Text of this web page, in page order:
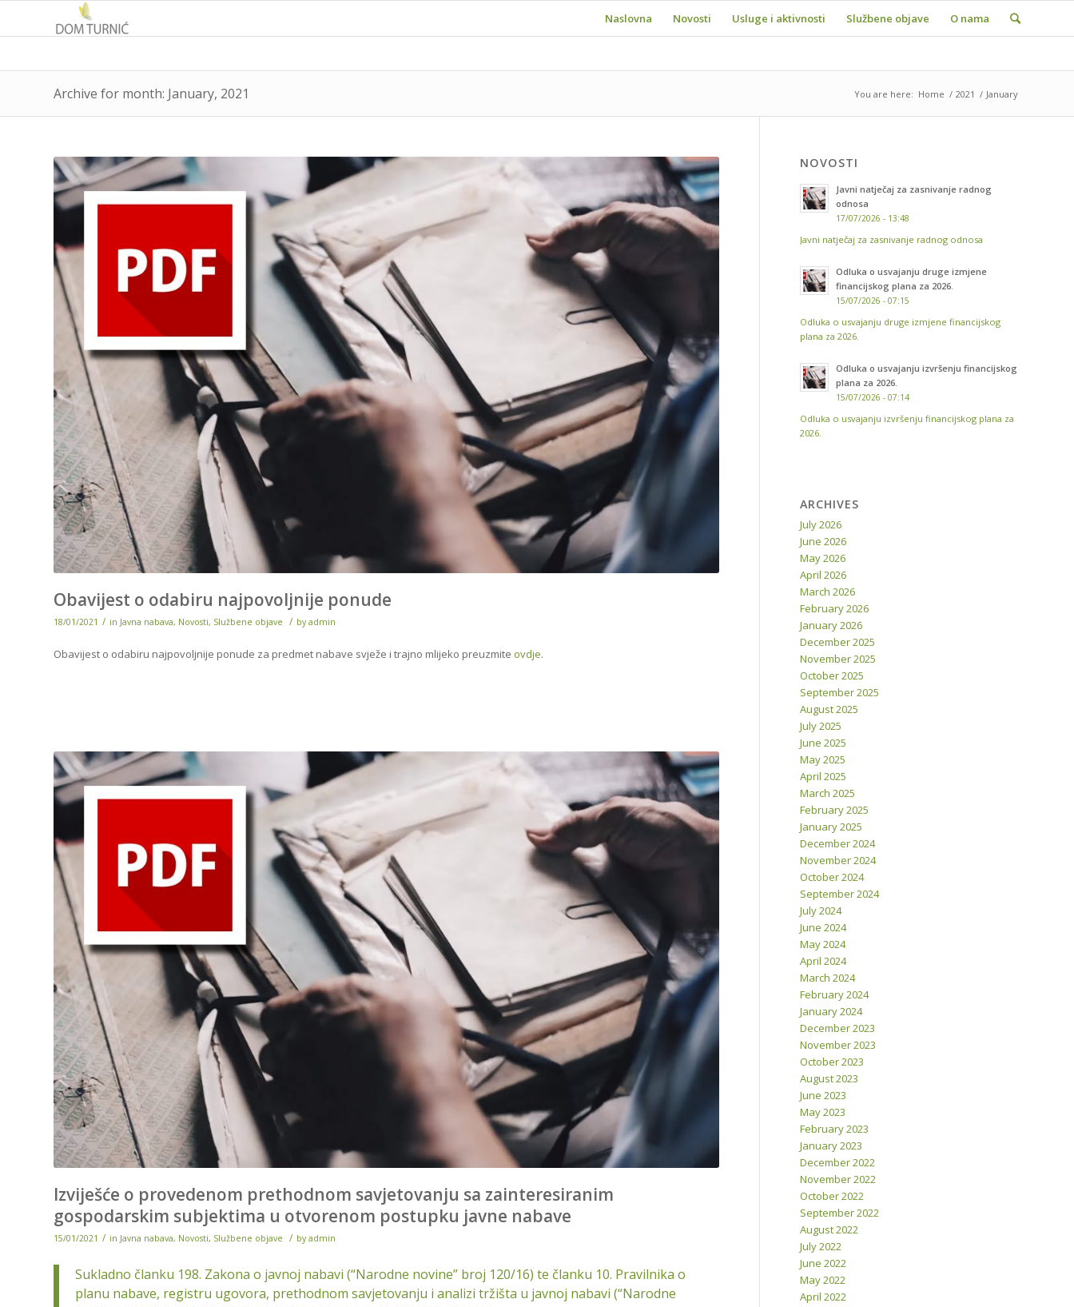
Naslovna Novosti Usluge i aktivnosti Službene objave O nama
Archive for month: January, 2021 You are here: Home / 2021 / January
Obavijest o odabiru najpovoljnije ponude
18/01/2021 / in Javna nabava, Novosti, Službene objave / by admin
Obavijest o odabiru najpovoljnije ponude za predmet nabave svježe i trajno mlijeko preuzmite ovdje.
Izviješće o provedenom prethodnom savjetovanju sa zainteresiranim
gospodarskim subjektima u otvorenom postupku javne nabave
15/01/2021 / in Javna nabava, Novosti, Službene objave / by admin
Sukladno članku 198. Zakona o javnoj nabavi (“Narodne novine” broj 120/16) te članku 10. Pravilnika o
planu nabave, registru ugovora, prethodnom savjetovanju i analizi tržišta u javnoj nabavi (“Narodne
NOVOSTI
Javni natječaj za zasnivanje radnog
odnosa
17/07/2026 - 13:48
Javni natječaj za zasnivanje radnog odnosa
Odluka o usvajanju druge izmjene
financijskog plana za 2026.
15/07/2026 - 07:15
Odluka o usvajanju druge izmjene financijskog
plana za 2026.
Odluka o usvajanju izvršenju financijskog
plana za 2026.
15/07/2026 - 07:14
Odluka o usvajanju izvršenju financijskog plana za
2026.
ARCHIVES
July 2026
June 2026
May 2026
April 2026
March 2026
February 2026
January 2026
December 2025
November 2025
October 2025
September 2025
August 2025
July 2025
June 2025
May 2025
April 2025
March 2025
February 2025
January 2025
December 2024
November 2024
October 2024
September 2024
July 2024
June 2024
May 2024
April 2024
March 2024
February 2024
January 2024
December 2023
November 2023
October 2023
August 2023
June 2023
May 2023
February 2023
January 2023
December 2022
November 2022
October 2022
September 2022
August 2022
July 2022
June 2022
May 2022
April 2022